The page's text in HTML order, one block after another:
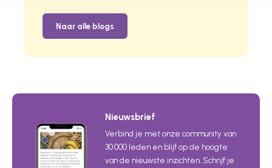
Naar alle blogs
Nieuwsbrief
Verbind je met onze community van
30.000 leden en blijf op de hoogte
van de nieuwste inzichten. Schrijf je